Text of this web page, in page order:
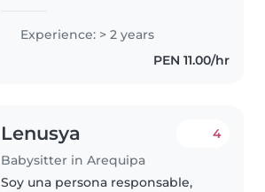
los niños desarrollen sus
cualidades. Si quiere más
Experience: > 2 years
PEN 11.00/hr
Lenusya
Babysitter in Arequipa
4
Soy una persona responsable,